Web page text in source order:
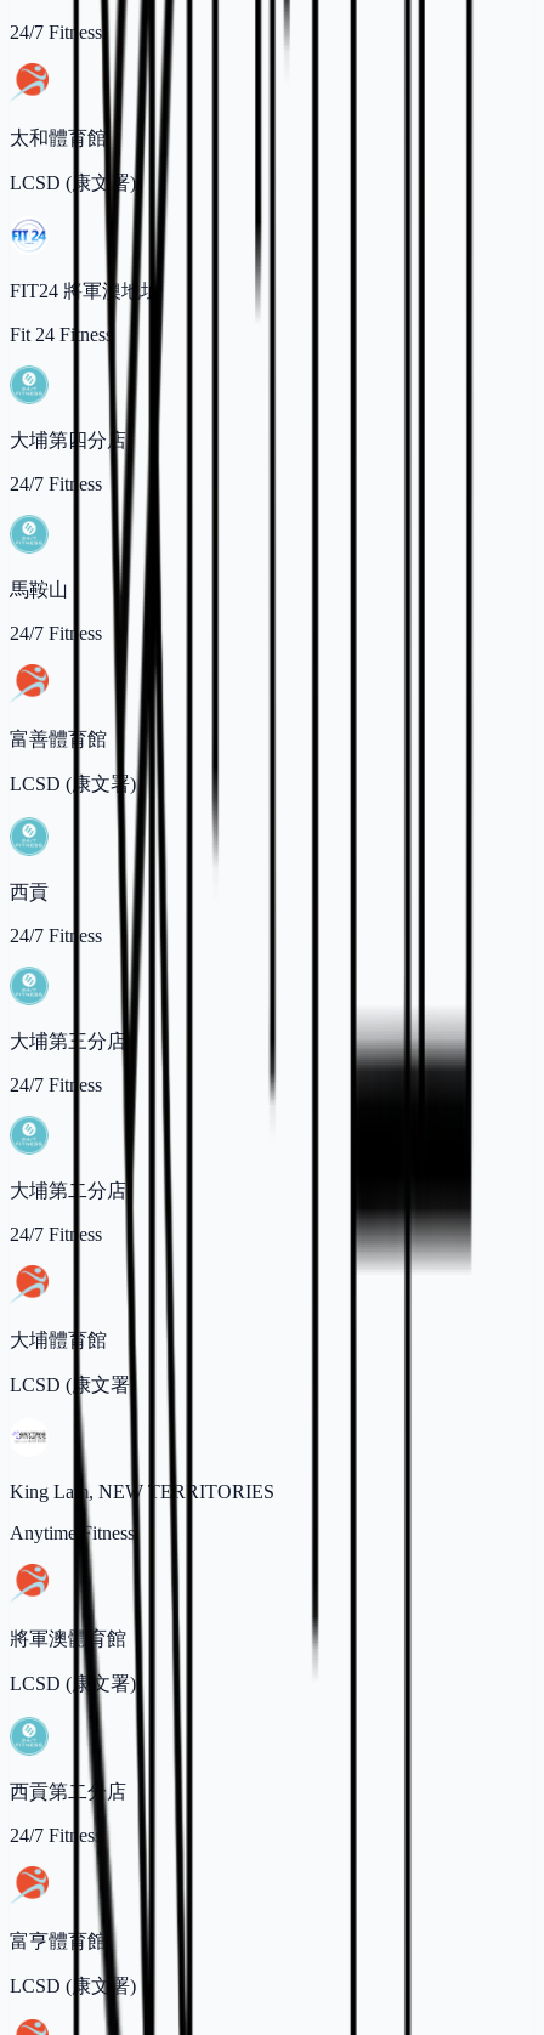
24/7 Fitness
太和體育館
LCSD (康文署)
FIT24 將軍澳地址
Fit 24 Fitness
大埔第四分店
24/7 Fitness
馬鞍山
24/7 Fitness
富善體育館
LCSD (康文署)
西貢
24/7 Fitness
大埔第三分店
24/7 Fitness
大埔第二分店
24/7 Fitness
大埔體育館
LCSD (康文署)
King Lam, NEW TERRITORIES
Anytime Fitness
將軍澳體育館
LCSD (康文署)
西貢第二分店
24/7 Fitness
富亨體育館
LCSD (康文署)